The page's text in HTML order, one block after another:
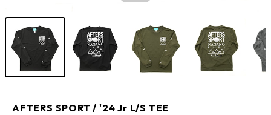
AFTERS SPORT / '24 Jr L/S TEE